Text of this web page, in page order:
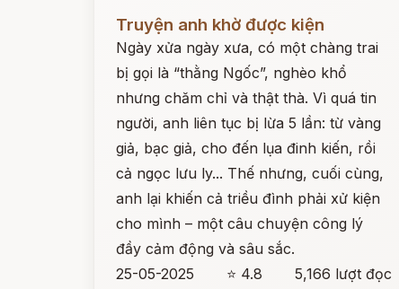
Truyện anh khờ được kiện
Ngày xửa ngày xưa, có một chàng trai
bị gọi là “thằng Ngốc”, nghèo khổ
nhưng chăm chỉ và thật thà. Vì quá tin
người, anh liên tục bị lừa 5 lần: từ vàng
giả, bạc giả, cho đến lụa đinh kiến, rồi
cả ngọc lưu ly... Thế nhưng, cuối cùng,
anh lại khiến cả triều đình phải xử kiện
cho mình – một câu chuyện công lý
đầy cảm động và sâu sắc.
25-05-2025
⭐ 4.8
5,166 lượt đọc